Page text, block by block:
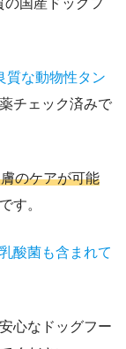
の国産ドッグフ
質な動物性タン
チェック済みで
のケアが可能
す。
乳酸菌も含まれて
心なドッグフー